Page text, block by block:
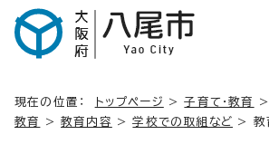
現在の位置： トップページ >子育て・教育
教育
>教育内容 >学校での取組など > 教